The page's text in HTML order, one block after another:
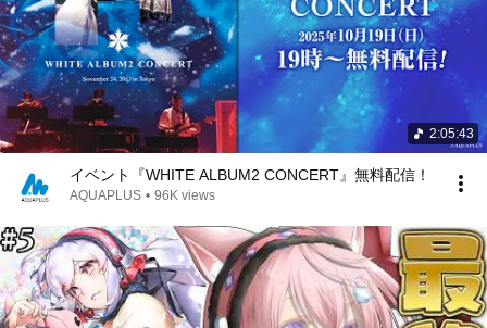
2:05:43
イベント『WHITE ALBUM2 CONCERT』無料配信！
AQUAPLUS • 96K views